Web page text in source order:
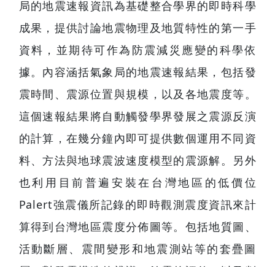
地球所負責與中央氣象局協助執行，目的在
置台灣地區的即時地震科學資訊系統，以氣
局的地震速報資訊為基礎整合學界的即時科
成果，提供討論地震物理及地質特性的第一
資料，並期待可作為防震減災應變的科學
據。內容涵括氣象局的地震速報結果，包括
震時間、震源位置與規模，以及各地震度等
這個速報結果將自動觸發學界發展之震源反
的計算，在幾分鐘內即可提供數個運用不同
料、方法與地球震波速度模型的震源解。另
也利用目前普遍安裝在台灣地區的低價